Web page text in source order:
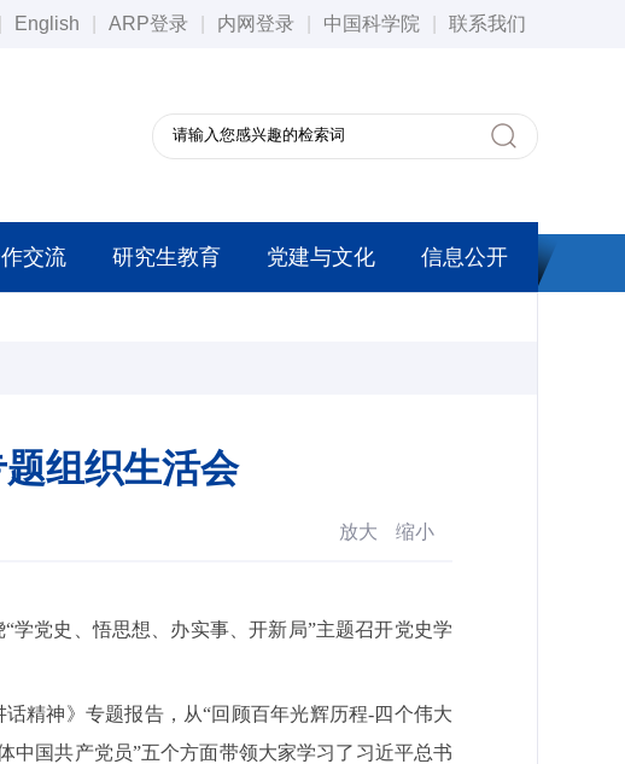
English ARP登录 内网登录 中国科学院 联系我们
交流 研究生教育 党建与文化 信息公开
组织生活会
放大 缩小
党史、悟思想、办实事、开新局”主题召开党史学
精神》专题报告，从“回顾百年光辉历程-四个伟大
中国共产党员”五个方面带领大家学习了习近平总书